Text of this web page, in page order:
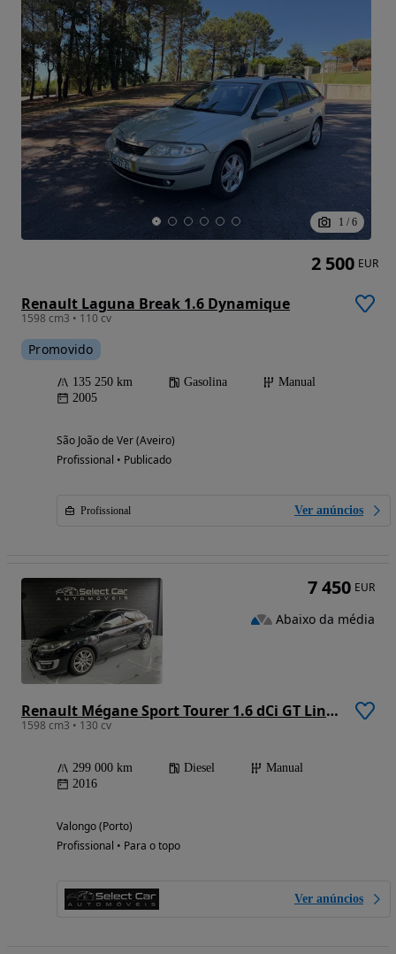
1 / 6
Renault Laguna Break 1.6 Dynamique
1598 cm3 • 110 cv
Promovido
135 250 km Gasolina
Manual
2005
São João de Ver (Aveiro)
Profissional • Publicado
Profissional Ver anúncios
2 500 EUR
Renault Mégane Sport Tourer 1.6 dCi GT Line SS
1598 cm3 • 130 cv
299 000 km Diesel
Manual
2016
Valongo (Porto)
Profissional • Para o topo
Ver anúncios
7 450 EUR
Abaixo da média